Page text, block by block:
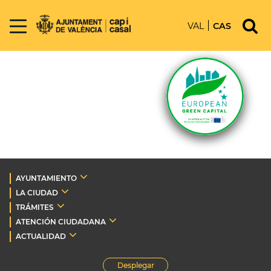
VAL CAS
AYUNTAMIENTO
LA CIUDAD
TRÁMITES
ATENCIÓN CIUDADANA
ACTUALIDAD
Desplegar